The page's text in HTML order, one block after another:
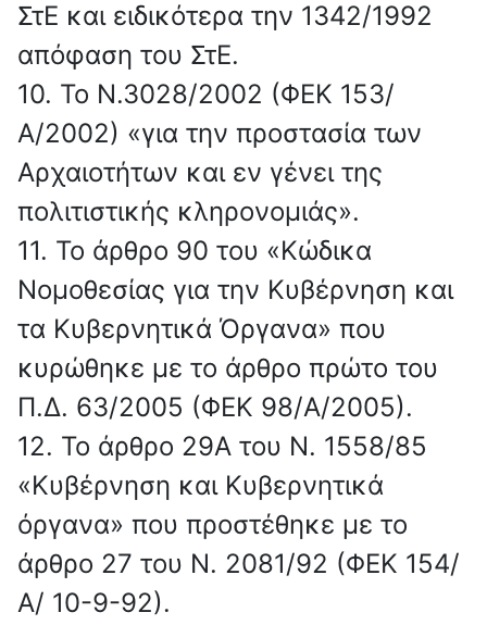
ΣτΕ και ειδικότερα την 1342/1992
απόφαση του ΣτΕ.
10. Το Ν.3028/2002 (ΦΕΚ 153/
Α/2002) «για την προστασία των
Αρχαιοτήτων και εν γένει της
πολιτιστικής κληρονομιάς».
11. Το άρθρο 90 του «Κώδικα
Νομοθεσίας για την Κυβέρνηση και
τα Κυβερνητικά Όργανα» που
κυρώθηκε με το άρθρο πρώτο του
Π.Δ. 63/2005 (ΦΕΚ 98/Α/2005).
12. Το άρθρο 29Α του Ν. 1558/85
«Κυβέρνηση και Κυβερνητικά
όργανα» που προστέθηκε με το
άρθρο 27 του Ν. 2081/92 (ΦΕΚ 154/
Α/ 10-9-92).